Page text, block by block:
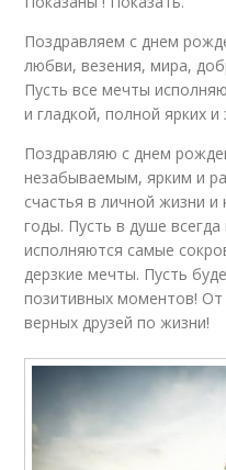
Поздравляем с днем
любви, везения, мира,
Пусть все мечты
и гладкой, полной ярких
Поздравляю с днем
незабываемым, ярким и
счастья в личной жизни и
годы. Пусть в душе
исполняются самые
дерзкие мечты. Пусть
позитивных моментов!
верных друзей по жизни!